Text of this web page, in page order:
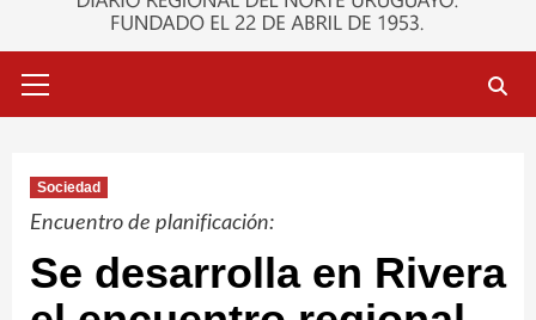
primario
Sociedad
Encuentro de planificación:
Se desarrolla en Rivera